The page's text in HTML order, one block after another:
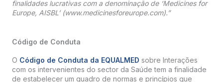
finalidades lucrativas com a denominação de ‘Medicines for
Europe, AISBL’ (www.medicinesforeurope.com).”
Código de Conduta
O Código de Conduta da EQUALMED sobre Interações
com os intervenientes do sector da Saúde tem a finalidade
de estabelecer um quadro de normas e princípios que